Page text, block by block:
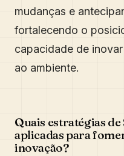
mudanças e
fortalecendo o
capacidade de
ao ambiente.
Quais estratégias
aplicadas para
inovação?